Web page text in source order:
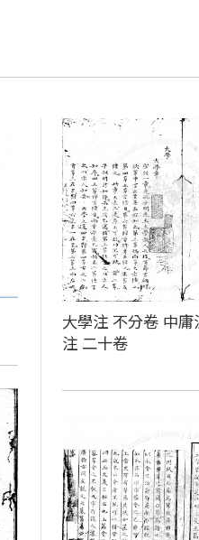
大學注 不分卷 中
注 二十卷